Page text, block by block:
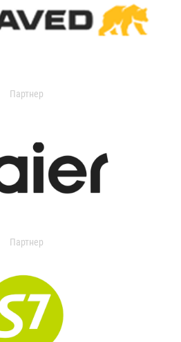
Партнер
Партнер